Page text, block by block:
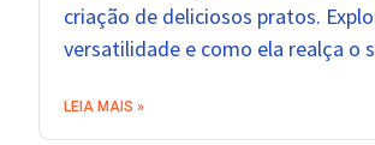
criação de deliciosos pratos.
versatilidade e como ela realça o
LEIA MAIS »